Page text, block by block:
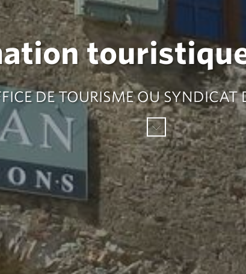
DE TOURISME OU